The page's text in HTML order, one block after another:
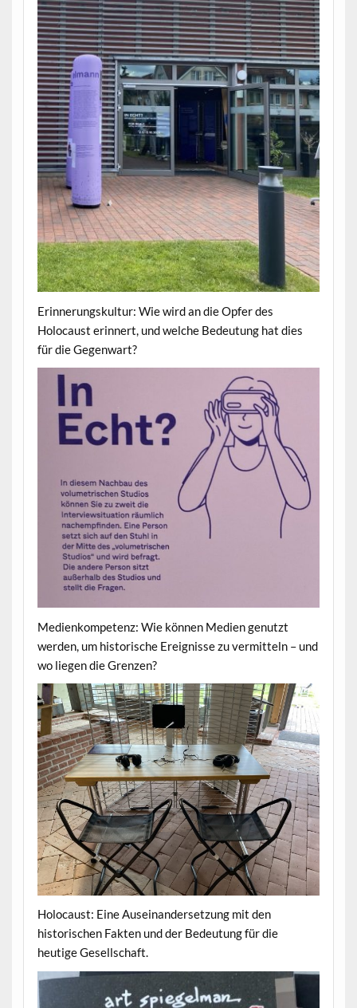
Erinnerungskultur: Wie wird an die Opfer des
Holocaust erinnert, und welche Bedeutung hat dies
für die Gegenwart?
Medienkompetenz: Wie können Medien genutzt
werden, um historische Ereignisse zu vermitteln – und
wo liegen die Grenzen?
Holocaust: Eine Auseinandersetzung mit den
historischen Fakten und der Bedeutung für die
heutige Gesellschaft.